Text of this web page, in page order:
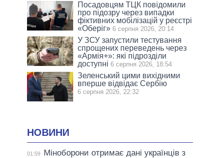
Посадовцям ТЦК повідомили
про підозру через випадки
фіктивних мобілізацій у реєстрі
«Оберіг» 6 серпня 2026, 20:14
У ЗСУ запустили тестування
спрощених переведень через
«Армія+»: які підрозділи
доступні 6 серпня 2026, 18:54
Зеленський цими вихідними
вперше відвідає Сербію
6 серпня 2026, 22:32
НОВИНИ
01:59
Міноборони отримає дані українців з